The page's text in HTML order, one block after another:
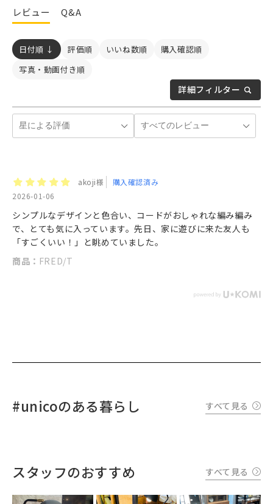
レビュー Q&A
詳細フィルター
日付順 ↓ 評価順 いいね数順
購入確認順
写真・動画付き順
akoji様
購入確認済み
2026-01-06
シンプルなデザインと色合い、コードがおしゃれな編み編み
で、とても気に入っています。先日、家に遊びに来た友人も
「すごくいい！」と眺めていました。
商品： FRED/T
#unicoのある暮らし すべて見る
スタッフのおすすめ すべて見る